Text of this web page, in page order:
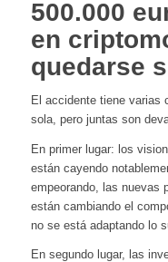
500.000
en
quedarse
El accidente tiene varias
sola, pero juntas son
En primer lugar: los
están cayendo
empeorando, las nuevas
están cambiando el
no se está adaptando lo
En segundo lugar, las